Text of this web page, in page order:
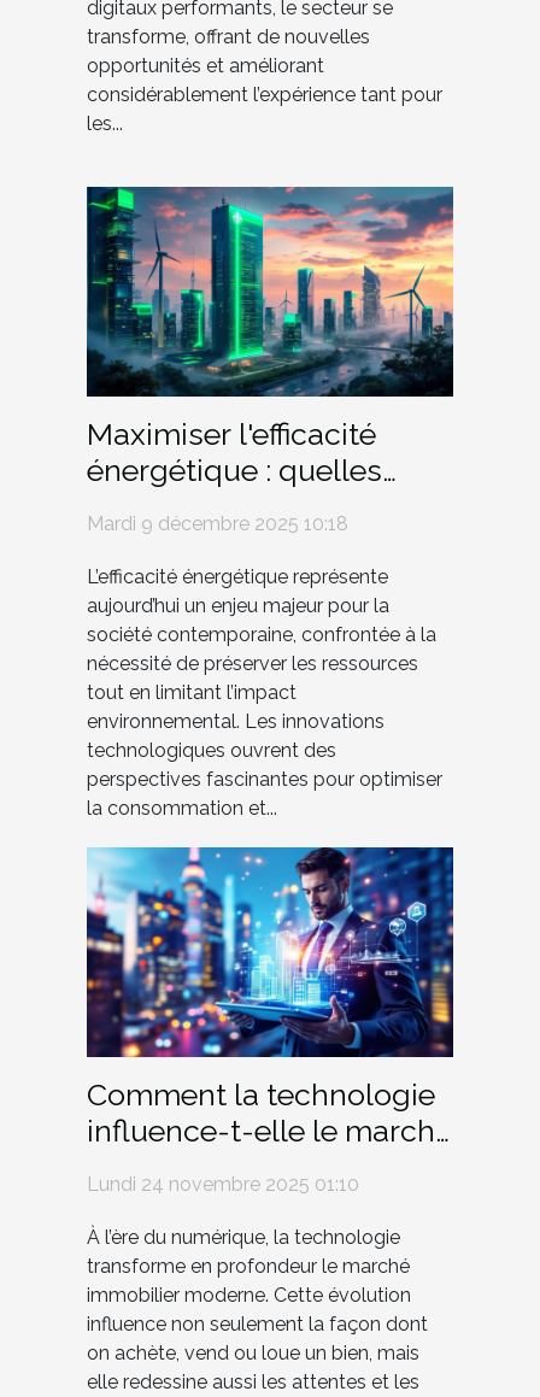
digitaux performants, le secteur se
transforme, offrant de nouvelles
opportunités et améliorant
considérablement l’expérience tant pour
les...
Maximiser l'efficacité
énergétique : quelles
?
Mardi 9 décembre 2025 10:18
L’efficacité énergétique représente
aujourd’hui un enjeu majeur pour la
société contemporaine, confrontée à la
nécessité de préserver les ressources
tout en limitant l’impact
environnemental. Les innovations
technologiques ouvrent des
perspectives fascinantes pour optimiser
la consommation et...
Comment la technologie
influence-t-elle le marché
Lundi 24 novembre 2025 01:10
À l’ère du numérique, la technologie
transforme en profondeur le marché
immobilier moderne. Cette évolution
influence non seulement la façon dont
on achète, vend ou loue un bien, mais
elle redessine aussi les attentes et les